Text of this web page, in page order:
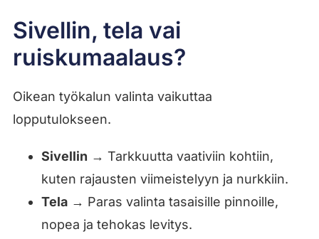
Sivellin, tela vai
ruiskumaalaus?
Oikean työkalun valinta vaikuttaa
lopputulokseen.
Sivellin → Tarkkuutta vaativiin kohtiin,
kuten rajausten viimeistelyyn ja nurkkiin.
Tela→ Paras valinta tasaisille pinnoille,
nopea ja tehokas levitys.